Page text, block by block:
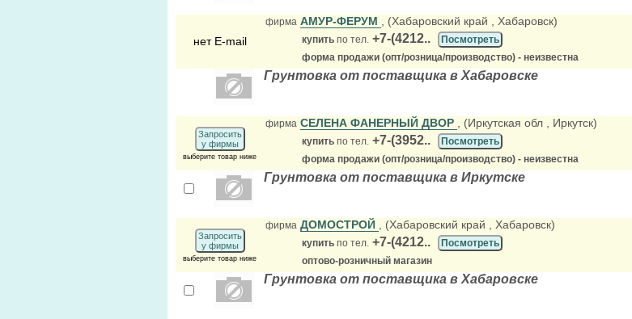
нет E-mail
фирма АМУР-ФЕРУМ , (Хабаровский край , Хабаровск)
купить по тел. +7-(4212..
Посмотреть
форма продажи (опт/розница/производство) - неизвестна
Грунтовка от поставщика в Хабаровске
Запросить
у фирмы
выберите товар ниже
фирма СЕЛЕНА ФАНЕРНЫЙ ДВОР , (Иркутская обл , Иркутск)
купить по тел. +7-(3952..
Посмотреть
форма продажи (опт/розница/производство) - неизвестна
Грунтовка от поставщика в Иркутске
Запросить
у фирмы
выберите товар ниже
фирма ДОМОСТРОЙ , (Хабаровский край , Хабаровск)
купить по тел. +7-(4212..
Посмотреть
оптово-розничный магазин
Грунтовка от поставщика в Хабаровске